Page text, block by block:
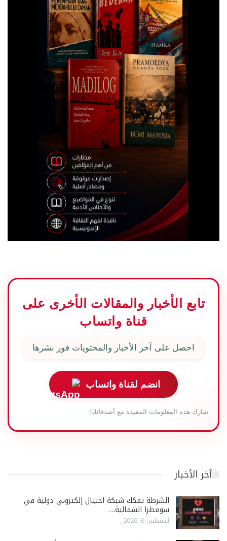
تابع الأخبار والمقالات الأخرى على
قناة واتساب
احصل على آخر الأخبار والمحتويات فور نشرها
انضم لقناة واتساب
شارك هذه المعلومات المفيدة مع أصدقائك!
آخر الأخبار
الشرطة تفكك شبكة احتيال إلكتروني دولية في
سومطرا الشمالية…
أغسطس 6, 2026